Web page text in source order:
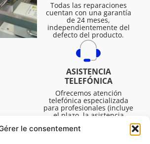
le consentement
Todas las reparaciones
cuentan con una garantía
de 24 meses,
independientemente del
defecto del producto.
ASISTENCIA
TELEFÓNICA
Ofrecemos atención
telefónica especializada
para profesionales (incluye
el plazo, la asistencia
técnica, etc.). El horario es
de lunes a viernes de 08:30